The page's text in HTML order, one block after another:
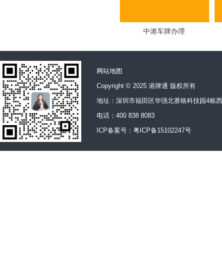
中港车牌办理
网站地图
Copyright © 2025 港牌通 版权所有
地址：深圳市福田区华强北赛格科技园4栋
电话：400 838 8083
ICP备案号： 粤ICP备15102247号